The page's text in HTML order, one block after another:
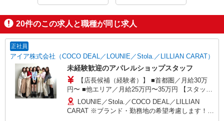
20件のこの求人と職種が同じ求人
正社員
アイア株式会社（COCO DEAL／LOUNIE／Stola.／LILLIAN CARAT）
未経験歓迎のアパレルショップスタッフ
【店長候補（経験者）】 ■首都圏／月給30万
円〜 ■他エリア／月給25万円〜35万円 【スタッ
フ】 ■首都圏／月給24万3,800円〜40万円 ■大阪／
月給23万3,500円〜35万円 ■京都、兵庫、愛知、岐
阜、福岡／月給22万7,800円〜35万円 ■他エリア／
LOUNIE／Stola.／COCO DEAL／LILLIAN
CARAT ※ブランド・勤務地の希望考慮します！※